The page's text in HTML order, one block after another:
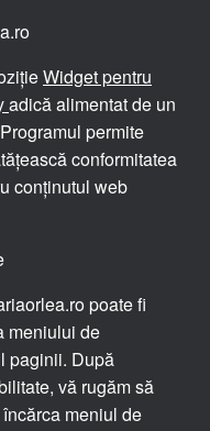
Widget pentru
adică alimentat de un
permite
conformitatea
conținutul web
poate fi
meniului de
paginii. După
vă rugăm să
meniul de